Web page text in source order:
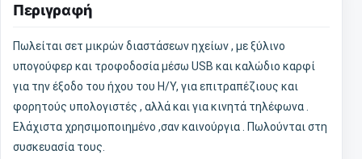
Περιγραφή
Πωλείται σετ μικρών διαστάσεων ηχείων , με ξύλινο
υπογούφερ και τροφοδοσία μέσω USB και καλώδιο καρφί
για την έξοδο του ήχου του H/Y, για επιτραπέζιους και
φορητούς υπολογιστές , αλλά και για κινητά τηλέφωνα .
Ελάχιστα χρησιμοποιημένο ,σαν καινούργια . Πωλούνται στη
συσκευασία τους.